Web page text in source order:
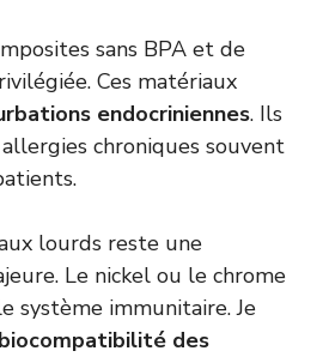
sans BPA et de
Ces matériaux
endocriniennes. Ils
chroniques souvent
lourds reste une
Le nickel ou le chrome
système immunitaire. Je
biocompatibilité des